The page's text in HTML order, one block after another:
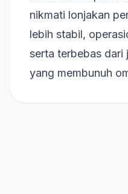
nikmati lonjakan
lebih stabil,
serta terbebas dari
yang membunuh